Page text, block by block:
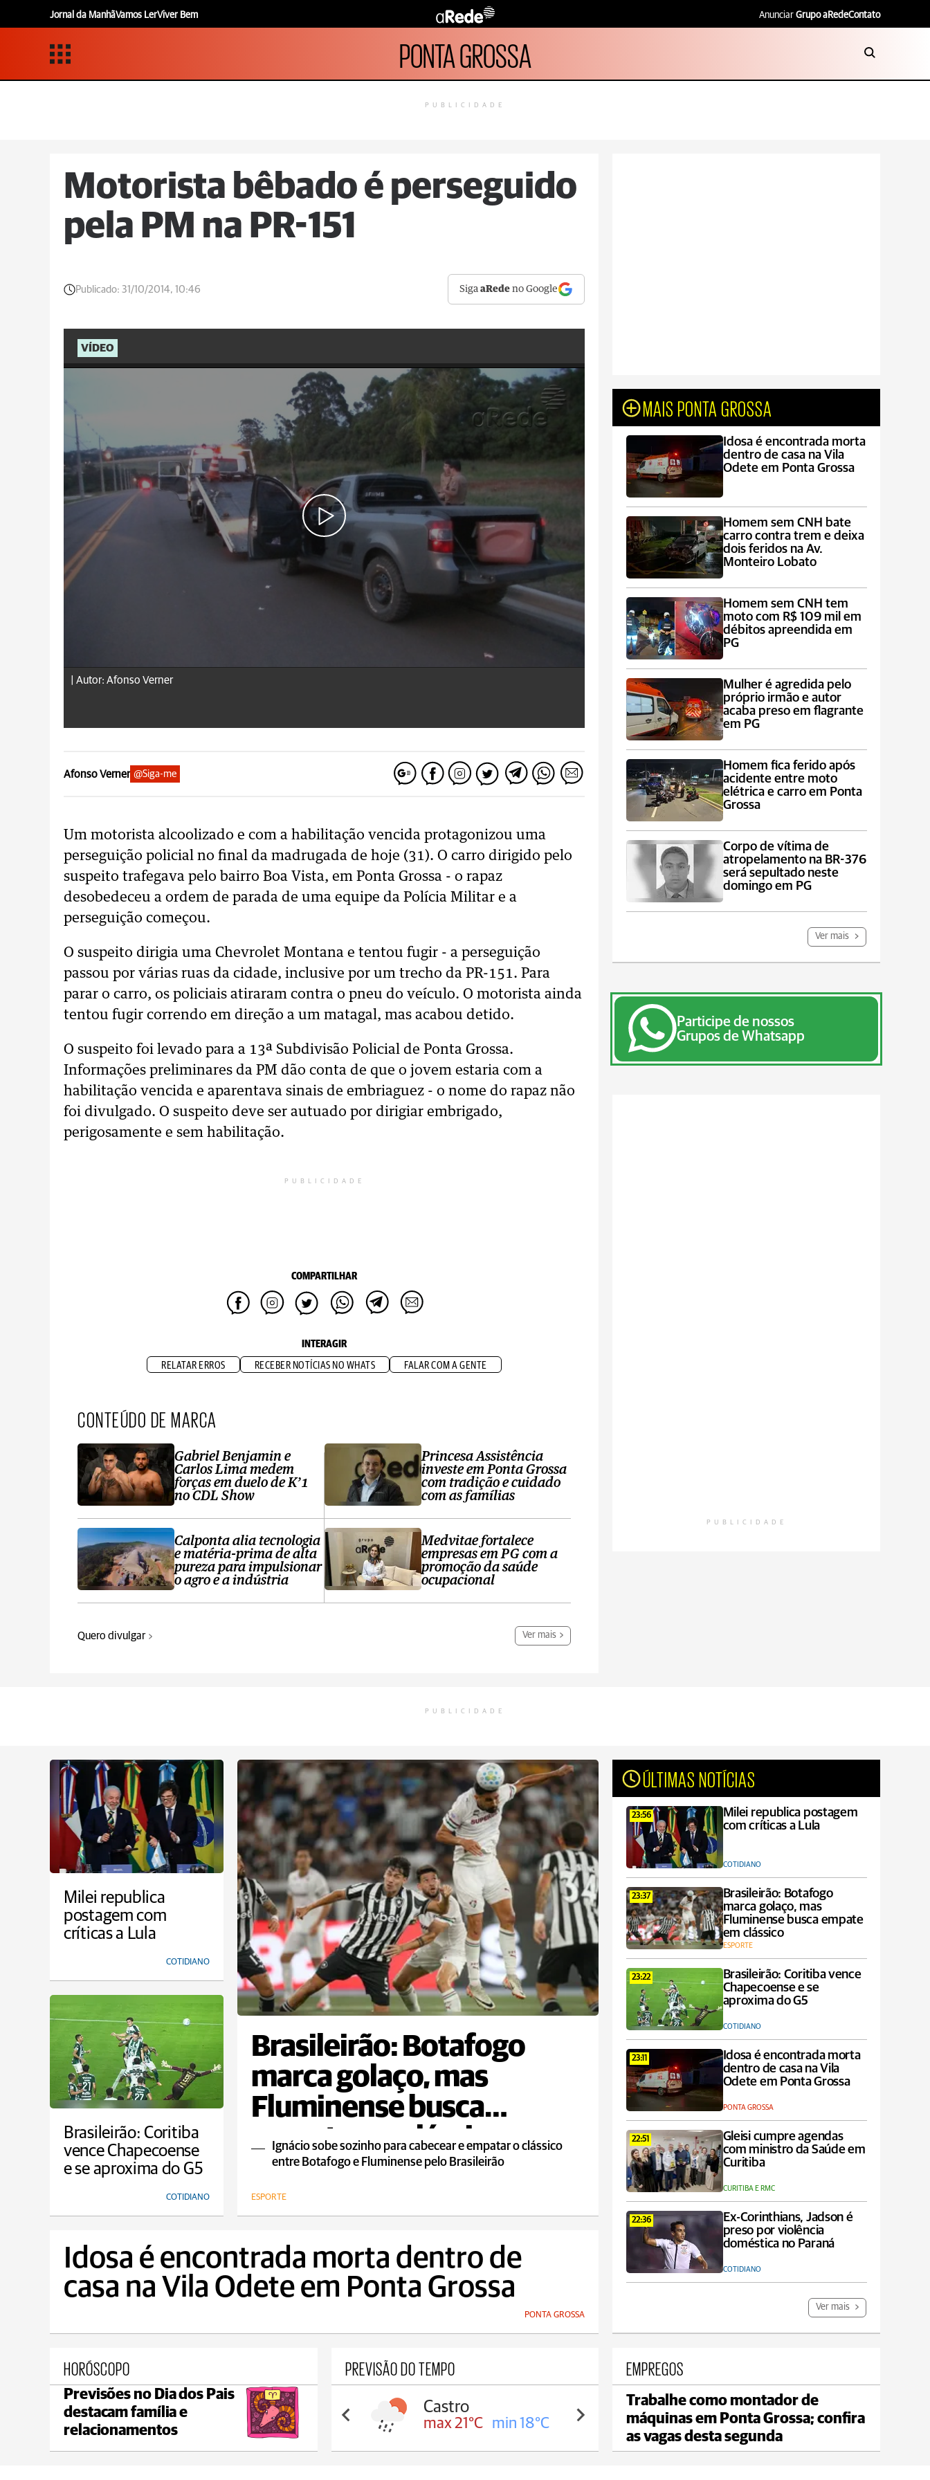
Jornal da ManhãVamos LerViver Bem Anunciar Grupo aRedeContato
PONTA GROSSA
PUBLICIDADE
Motorista bêbado é perseguido
pela PM na PR-151
Publicado: 31/10/2014, 10:46 SigaaRede no Google
VÍDEO
Autor: Afonso Verner
Afonso Verner @Siga-me
Um motorista alcoolizado e com a habilitação vencida protagonizou uma
perseguição policial no final da madrugada de hoje (31). O carro dirigido pelo
suspeito trafegava pelo bairro Boa Vista, em Ponta Grossa - o rapaz
desobedeceu a ordem de parada de uma equipe da Polícia Militar e a
perseguição começou.
O suspeito dirigia uma Chevrolet Montana e tentou fugir - a perseguição
passou por várias ruas da cidade, inclusive por um trecho da PR-151. Para
parar o carro, os policiais atiraram contra o pneu do veículo. O motorista ainda
tentou fugir correndo em direção a um matagal, mas acabou detido.
O suspeito foi levado para a 13ª Subdivisão Policial de Ponta Grossa.
Informações preliminares da PM dão conta de que o jovem estaria com a
habilitação vencida e aparentava sinais de embriaguez - o nome do rapaz não
foi divulgado. O suspeito deve ser autuado por dirigiar embrigado,
perigosamente e sem habilitação.
PUBLICIDADE
COMPARTILHAR
INTERAGIR
RELATAR ERROS RECEBER NOTÍCIAS NO WHATS FALAR COM A GENTE
CONTEÚDO DE MARCA
Gabriel Benjamin e
Carlos Lima medem
forças em duelo de K’1
no CDL Show
Calponta alia tecnologia
e matéria-prima de alta
pureza para impulsionar
o agro e a indústria
Princesa Assistência
investe em Ponta Grossa
com tradição e cuidado
com as famílias
Medvitae fortalece
empresas em PG com a
promoção da saúde
ocupacional
Quero divulgar Ver mais
MAIS PONTA GROSSA
Idosa é encontrada morta
dentro de casa na Vila
Odete em Ponta Grossa
Homem sem CNH bate
carro contra trem e deixa
dois feridos na Av.
Monteiro Lobato
Homem sem CNH tem
moto com R$ 109 mil em
débitos apreendida em
PG
Mulher é agredida pelo
próprio irmão e autor
acaba preso em flagrante
em PG
Homem fica ferido após
acidente entre moto
elétrica e carro em Ponta
Grossa
Corpo de vítima de
atropelamento na BR-376
será sepultado neste
domingo em PG
Ver mais
Participe de nossos
Grupos de Whatsapp
PUBLICIDADE
PUBLICIDADE
Milei republica
postagem com
críticas a Lula
COTIDIANO
Brasileirão: Botafogo
marca golaço, mas
Fluminense busca
empate em clássico
Ignácio sobe sozinho para cabecear e empatar o clássico
entre Botafogo e Fluminense pelo Brasileirão
ESPORTE
ÚLTIMAS NOTÍCIAS
23:56
Milei republica postagem
com críticas a Lula
COTIDIANO
23:37
Brasileirão: Botafogo
marca golaço, mas
Fluminense busca empate
em clássico
ESPORTE
23:22
Brasileirão: Coritiba vence
Chapecoense e se
aproxima do G5
COTIDIANO
23:11
Idosa é encontrada morta
dentro de casa na Vila
Odete em Ponta Grossa
PONTA GROSSA
22:51
Gleisi cumpre agendas
com ministro da Saúde em
Curitiba
CURITIBA E RMC
22:36
Ex-Corinthians, Jadson é
preso por violência
doméstica no Paraná
COTIDIANO
Ver mais
Brasileirão: Coritiba
vence Chapecoense
e se aproxima do G5
COTIDIANO
Idosa é encontrada morta dentro de
casa na Vila Odete em Ponta Grossa
PONTA GROSSA
HORÓSCOPO
Previsões no Dia dos Pais
destacam família e
relacionamentos
PREVISÃO DO TEMPO
Ponta Grossa
max 20°C min 18°C
Castro
max 21°C min 18°C
Carambeí
max 20°C min 18°C
EMPREGOS
Trabalhe como montador de
máquinas em Ponta Grossa; confira
as vagas desta segunda